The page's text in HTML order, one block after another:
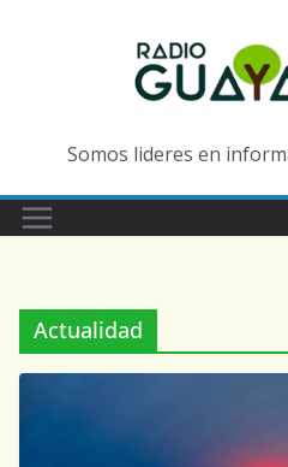
Somos lideres en
Actualidad